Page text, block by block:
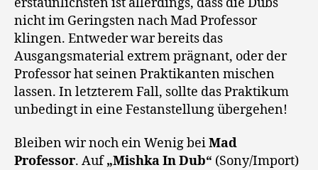
nicht im Geringsten nach Mad Professor
klingen. Entweder war bereits das
Ausgangsmaterial extrem prägnant, oder der
Professor hat seinen Praktikanten mischen
lassen. In letzterem Fall, sollte das Praktikum
unbedingt in eine Festanstellung übergehen!
Bleiben wir noch ein Wenig beiMad
Professor. Auf„Mishka In Dub“ (Sony/Import)